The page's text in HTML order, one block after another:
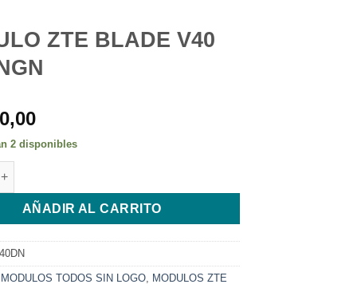
ZTE BLADE V40
2 disponibles
BLADE V40 DESINGN cantidad
AÑADIR AL CARRITO
MODULOS TODOS SIN LOGO MODULOS ZTE